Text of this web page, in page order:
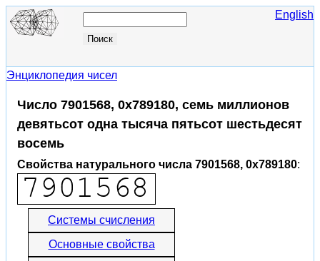
English
Энциклопедия чисел
Число 7901568, 0x789180, семь миллионов
девятьсот одна тысяча пятьсот шестьдесят
восемь
Свойства натурального числа 7901568, 0x789180:
Системы счисления
Основные свойства